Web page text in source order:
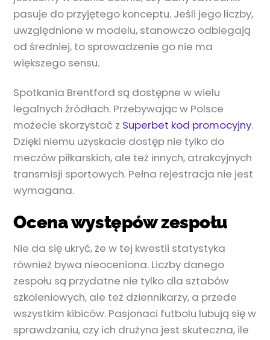
pasuje do przyjętego konceptu. Jeśli jego liczby,
uwzględnione w modelu, stanowczo odbiegają
od średniej, to sprowadzenie go nie ma
większego sensu.
Spotkania Brentford są dostępne w wielu
legalnych źródłach. Przebywając w Polsce
możecie skorzystać z Superbet kod promocyjny.
Dzięki niemu uzyskacie dostęp nie tylko do
meczów piłkarskich, ale też innych, atrakcyjnych
transmisji sportowych. Pełna rejestracja nie jest
wymagana.
Ocena występów zespołu
Nie da się ukryć, że w tej kwestii statystyka
również bywa nieoceniona. Liczby danego
zespołu są przydatne nie tylko dla sztabów
szkoleniowych, ale też dziennikarzy, a przede
wszystkim kibiców. Pasjonaci futbolu lubują się w
sprawdzaniu, czy ich drużyna jest skuteczna, ile